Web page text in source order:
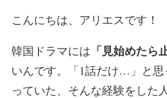
こんにちは、アリエスです！
韓国ドラマには 「見始めたら
いんです。「1話だけ…」と
っていた、そんな経験をした